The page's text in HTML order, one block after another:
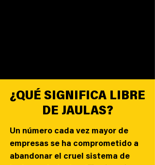
¿QUÉ SIGNIFICA LIBRE
DE JAULAS?
Un número cada vez mayor de
empresas se ha comprometido a
abandonar el cruel sistema de